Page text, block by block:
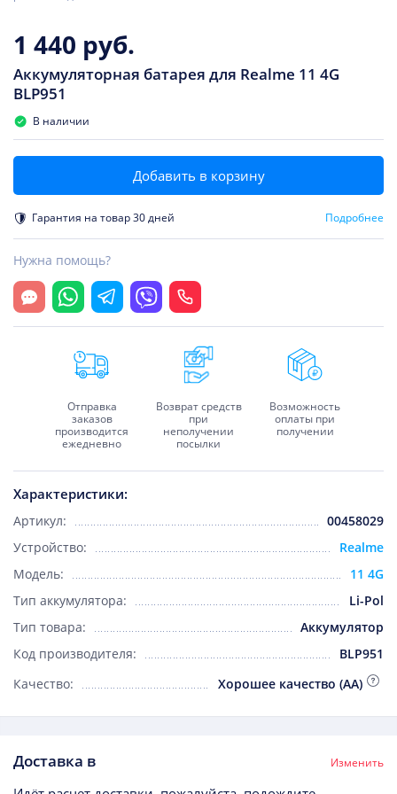
Характеристики:
Артикул:
00458029
Устройство:
Realme
Модель:
11 4G
Тип аккумулятора:
Li-Pol
Тип товара:
Аккумулятор
Код производителя:
BLP951
Качество:
Хорошее качество (AA)
1 440 руб.
Аккумуляторная батарея для Realme 11 4G
BLP951
В наличии
Добавить в корзину
Гарантия на товар 30 дней Подробнее
Нужна помощь?
Открыть чат
WhatsappTelegramViber Позвонить
Доставка в Изменить
Отправка
заказов
производится
ежедневно
Возврат средств
при
неполучении
посылки
Возможность
оплаты при
получении